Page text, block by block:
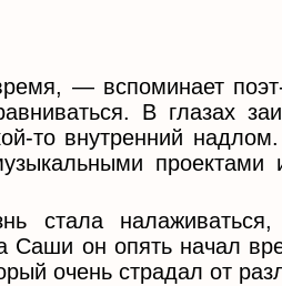
— вспоминает
В глазах
то внутренний
проектами
стала
Саши он опять начал
очень страдал от